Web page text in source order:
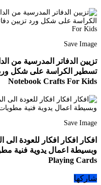
Save Image
تزيين الدفاتر المدرسية من
Notebook Crafts For Kids
Save Image
افكار افكار افكار للعودة
Playing Cards
شاركها